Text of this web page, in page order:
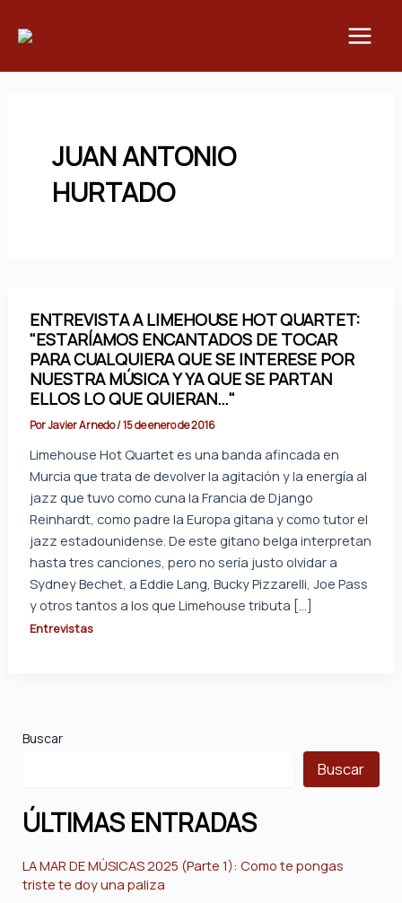
JUAN ANTONIO
HURTADO
ENTREVISTA A LIMEHOUSE HOT QUARTET:
"ESTARÍAMOS ENCANTADOS DE TOCAR
PARA CUALQUIERA QUE SE INTERESE POR
NUESTRA MÚSICA Y YA QUE SE PARTAN
ELLOS LO QUE QUIERAN…"
PorJavier Arnedo/15 de enero de 2016
Limehouse Hot Quartet es una banda afincada en
Murcia que trata de devolver la agitación y la energía al
jazz que tuvo como cuna la Francia de Django
Reinhardt, como padre la Europa gitana y como tutor el
jazz estadounidense. De este gitano belga interpretan
hasta tres canciones, pero no sería justo olvidar a
Sydney Bechet, a Eddie Lang, Bucky Pizzarelli, Joe Pass
y otros tantos a los que Limehouse tributa […]
Entrevistas
Buscar
Buscar
ÚLTIMAS ENTRADAS
LA MAR DE MÚSICAS 2025 (Parte 1): Como te pongas
triste te doy una paliza